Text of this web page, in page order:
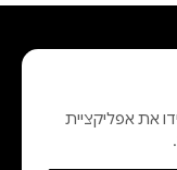
את אפליקציית